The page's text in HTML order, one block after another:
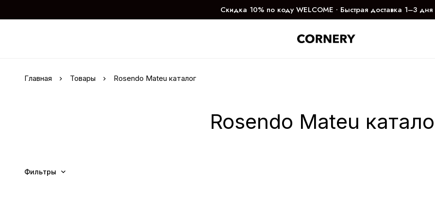
Скидка 10% по коду WELCOME ∙ Быстрая доставка 1–3 дня
Главная Товары Rosendo Mateu каталог
Rosendo Mateu
Фильтры